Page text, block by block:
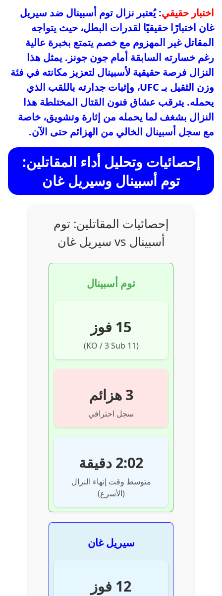
اختبار حقيقي: يُعتبر نزال توم أسبينال ضد سيريل
غان اختبارًا حقيقيًا لقدرات البطل، حيث يتواجه
المقاتل غير المهزوم مع خصم يتمتع بخبرة عالية
رغم خسارته السابقة أمام جون جونز. يمثل هذا
النزال فرصة حقيقية لأسبينال لتعزيز مكانته في فئة
وزن الثقيل بـ UFC، وإثبات جدارته باللقب الذي
يحمله. يترقب عشاق فنون القتال المختلطة هذا
النزال بشغف لما يحمله من إثارة وتشويق، خاصة
مع سجل أسبينال الخالي من الهزائم حتى الآن.
إحصائيات وتحليل أداء المقاتلين:
توم أسبينال وسيريل غان
إحصائيات المقاتلين: توم
أسبينال vs سيريل غان
توم أسبينال
15 فوز
(11 KO / 3 Sub)
3 هزائم
سجل احترافي
2:02 دقيقة
متوسط وقت إنهاء النزال
(الأسرع)
سيريل غان
12 فوز